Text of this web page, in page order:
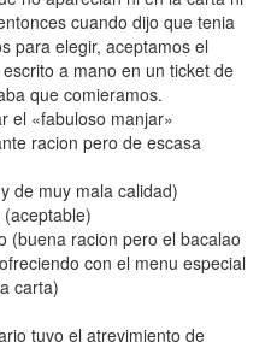
cuando dijo que tenia
para elegir, aceptamos el
a mano en un ticket de
que comieramos.
el «fabuloso manjar»
racion pero de escasa
de muy mala calidad)
(buena racion pero el bacalao
con el menu especial
carta)
tuvo el atrevimiento de